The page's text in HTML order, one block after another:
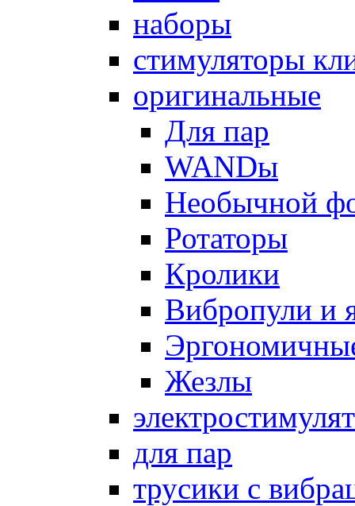
наборы
стимуляторы
оригинальные
Для пар
WANDы
Необычной
Ротаторы
Кролики
Вибропули и
Жезлы
для пар
трусики с